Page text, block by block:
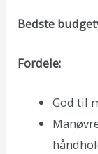
Bedste
Fordele:
God til